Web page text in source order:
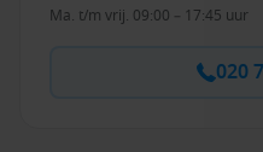
Ma. t/m vrij. 09:00 – 17:45 uur
020